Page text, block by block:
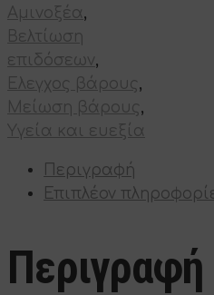
Αμινοξέα,
Βελτίωση
επιδόσεων,
Έλεγχος βάρους,
Μείωση βάρους,
Υγεία και ευεξία
Περιγραφή
Επιπλέον
Περιγραφή